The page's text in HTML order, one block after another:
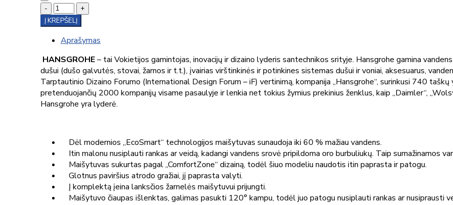
-
+
Į KREPŠELĮ
Aprašymas
HANSGROHE– tai Vokietijos gamintojas, inovacijų ir dizaino lyderis santechnikos srityje. Hansgrohe gamina
dušui (dušo galvutės, stovai, žarnos ir t.t.), įvairias virštinkinės ir potinkines sistemas dušui ir voniai, aksesuarus,
Tarptautinio Dizaino Forumo (International Design Forum – iF) vertinimą, kompanija „Hansgrohe“, surinkusi 740
pretenduojančių 2000 kompanijų visame pasaulyje ir lenkia net tokius žymius prekinius ženklus, kaip „Daimler“,
Hansgrohe yra lyderė.
Dėl modernios „EcoSmart“ technologijos maišytuvas sunaudoja iki 60 % mažiau vandens.
Itin malonu nusiplauti rankas ar veidą, kadangi vandens srovė pripildoma oro burbuliukų. Taip sumažinamos
Maišytuvas sukurtas pagal „ComfortZone“ dizainą, todėl šiuo modeliu naudotis itin paprasta ir patogu.
Glotnus paviršius atrodo gražiai, jį paprasta valyti.
Į komplektą įeina lanksčios žarnelės maišytuvui prijungti.
Maišytuvo čiaupas išlenktas, galimas pasukti 120° kampu, todėl juo patogu nusiplauti rankas ar nusiprausti